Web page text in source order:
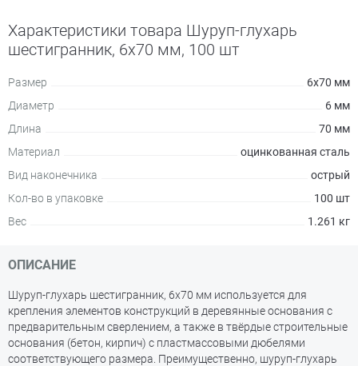
Характеристики товара Шуруп-глухарь
шестигранник, 6х70 мм, 100 шт
Размер
6х70 мм
Диаметр
6 мм
Длина
70 мм
Материал
оцинкованная сталь
Вид наконечника
острый
Кол-во в упаковке
100 шт
Вес
1.261 кг
ОПИСАНИЕ
Шуруп-глухарь шестигранник, 6х70 мм используется для
крепления элементов конструкций в деревянные основания с
предварительным сверлением, а также в твёрдые строительные
основания (бетон, кирпич) с пластмассовыми дюбелями
соответствующего размера. Преимущественно, шуруп-глухарь